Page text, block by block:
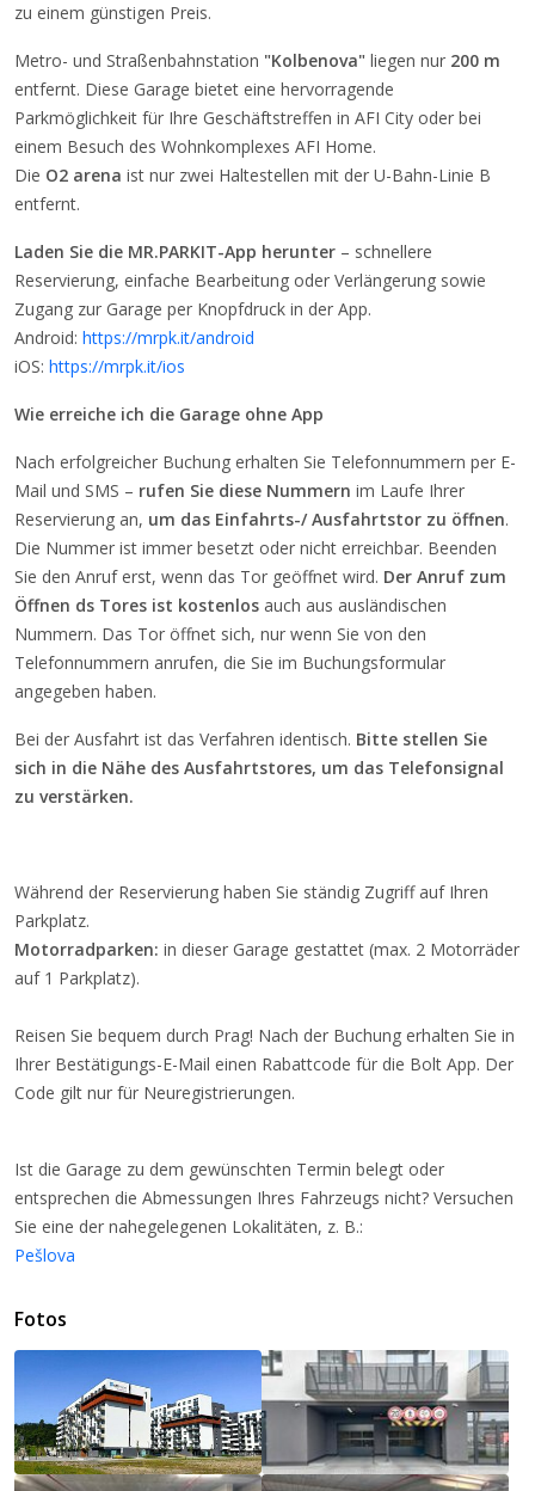
zu einem günstigen Preis.
Metro- und Straßenbahnstation "Kolbenova" liegen nur 200 m
entfernt. Diese Garage bietet eine hervorragende
Parkmöglichkeit für Ihre Geschäftstreffen in AFI City oder bei
einem Besuch des Wohnkomplexes AFI Home.
Die O2 arena ist nur zwei Haltestellen mit der U-Bahn-Linie B
entfernt.
Laden Sie die MR.PARKIT-App herunter – schnellere
Reservierung, einfache Bearbeitung oder Verlängerung sowie
Zugang zur Garage per Knopfdruck in der App.
Android: https://mrpk.it/android
iOS: https://mrpk.it/ios
Wie erreiche ich die Garage ohne App
Nach erfolgreicher Buchung erhalten Sie Telefonnummern per E-
Mail und SMS –⁠ rufen Sie diese Nummern im Laufe Ihrer
Reservierung an, um das Einfahrts-/ Ausfahrtstor zu öffnen.
Die Nummer ist immer besetzt oder nicht erreichbar. Beenden
Sie den Anruf erst, wenn das Tor geöffnet wird. Der Anruf zum
Öffnen ds Tores ist kostenlos auch aus ausländischen
Nummern. Das Tor öffnet sich, nur wenn Sie von den
Telefonnummern anrufen, die Sie im Buchungsformular
angegeben haben.
Bei der Ausfahrt ist das Verfahren identisch. Bitte stellen Sie
sich in die Nähe des Ausfahrtstores, um das Telefonsignal
zu verstärken.
Während der Reservierung haben Sie ständig Zugriff auf Ihren
Parkplatz.
Motorradparken: in dieser Garage gestattet (max. 2 Motorräder
auf 1 Parkplatz).
Reisen Sie bequem durch Prag! Nach der Buchung erhalten Sie in
Ihrer Bestätigungs-E-Mail einen Rabattcode für die Bolt App. Der
Code gilt nur für Neuregistrierungen.
Ist die Garage zu dem gewünschten Termin belegt oder
entsprechen die Abmessungen Ihres Fahrzeugs nicht? Versuchen
Sie eine der nahegelegenen Lokalitäten, z. B.:
Pešlova
Fotos